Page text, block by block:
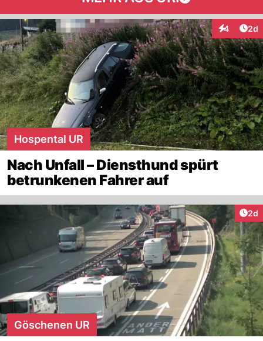
4 2d
Hospental UR
Nach Unfall – Diensthund spürt
betrunkenen Fahrer auf
2d
Göschenen UR